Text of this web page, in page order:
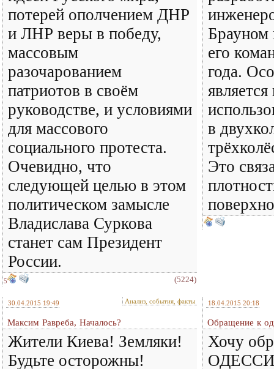
потерей ополчением ДНР
и ЛНР веры в победу,
массовым
разочарованием
патриотов в своём
руководстве, и условиями
для массового
социального протеста.
Очевидно, что
следующей целью в этом
политическом замысле
Владислава Суркова
станет сам Президент
России.
5 (5224)
Брауном
его
года.
в
Это
30.04.2015 19:49 Анализ, события, факты
Максим Равреба, Началось?
Жители Киева! Земляки!
Будьте осторожны!
18.04.2015 20:18
Обращение к
Хочу